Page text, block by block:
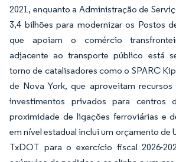
2021, enquanto a Administração de
3,4 bilhões para modernizar os Postos
que apoiam o comércio
adjacente ao transporte público está
torno de catalisadores como o SPARC
de Nova York, que aproveitam
investimentos privados para centros
proximidade de ligações ferroviárias e
em nível estadual inclui um orçamento de
TxDOT para o exercício fiscal 2026-